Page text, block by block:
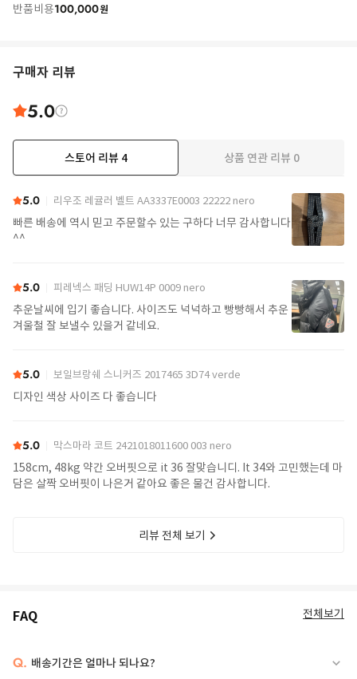
반품비용100,000원
구매자 리뷰
5.0
스토어 리뷰 4 상품 연관 리뷰 0
5.0 리우조 레귤러 벨트 AA3337E0003 22222 nero
빠른 배송에 역시 믿고 주문할수 있는 구하다 너무 감사합니다
^^
5.0 피레넥스 패딩 HUW14P 0009 nero
추운날씨에 입기 좋습니다. 사이즈도 넉넉하고 빵빵해서 추운
겨울철 잘 보낼수 있을거 같네요.
5.0 보일브랑쉐 스니커즈 2017465 3D74 verde
디자인 색상 사이즈 다 좋습니다
5.0 막스마라 코트 2421018011600 003 nero
158cm, 48kg 약간 오버핏으로 it 36 잘맞습니디. It 34와 고민했는데 마
담은 살짝 오버핏이 나은거 같아요 좋은 물건 감사합니다.
리뷰 전체 보기
FAQ 전체보기
Q. 배송기간은 얼마나 되나요?